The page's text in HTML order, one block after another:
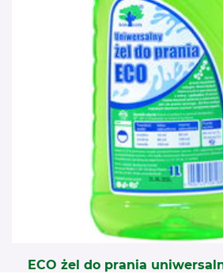
ECO żel do prania